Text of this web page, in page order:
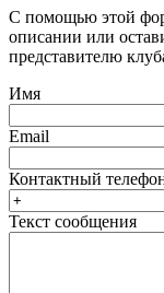
С помощью этой
описании или
представителю
Имя
Email
Контактный
Текст сообщения